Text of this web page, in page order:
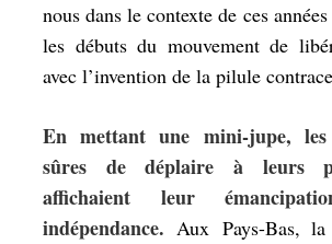
nous dans le contexte de ces
les débuts du mouvement de
avec l’invention de la pilule
En mettant une mini-jupe,
sûres de déplaire à leurs
affichaient leur
indépendance. Aux Pays-Bas,